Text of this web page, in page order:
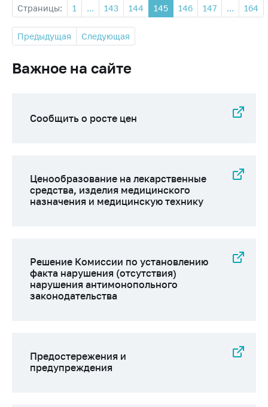
Страницы: 1 ... 143 144 145 146 147 ... 164
Предыдущая Следующая
Важное на сайте
Сообщить о росте цен
Ценообразование на лекарственные
средства, изделия медицинского
назначения и медицинскую технику
Решение Комиссии по установлению
факта нарушения (отсутствия)
нарушения антимонопольного
законодательства
Предостережения и
предупреждения